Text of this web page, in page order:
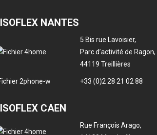
ISOFLEX NANTES
5 Bis rue Lavoisier,
Parc d’activité de Ragon,
44119 Treillières
+33 (0)2 28 21 02 88
ISOFLEX CAEN
Rue François Arago,